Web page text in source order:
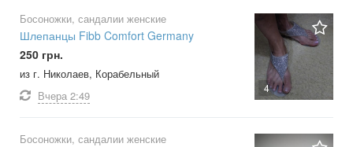
4
Босоножки, сандалии женские
Шлепанцы Fibb Comfort Germany
250 грн.
из г. Николаев, Корабельный
Вчера 2:49
Босоножки, сандалии женские